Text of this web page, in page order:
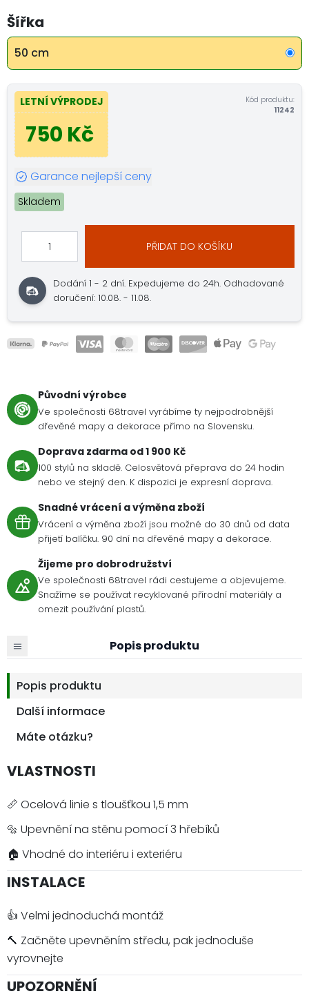
Šířka
50 cm
LETNÍ VÝPRODEJ
750 Kč
Kód produktu:
11242
Garance nejlepší ceny
Skladem
PŘIDAT DO KOŠÍKU
Dodání 1 - 2 dní. Expedujeme do 24h. Odhadované
doručení: 10.08. - 11.08.
Původní výrobce
Ve společnosti 68travel vyrábíme ty nejpodrobnější
dřevěné mapy a dekorace přímo na Slovensku.
Doprava zdarma od 1 900 Kč
100 stylů na skladě. Celosvětová přeprava do 24 hodin
nebo ve stejný den. K dispozici je expresní doprava.
Snadné vrácení a výměna zboží
Vrácení a výměna zboží jsou možné do 30 dnů od data
přijetí balíčku. 90 dní na dřevěné mapy a dekorace.
Žijeme pro dobrodružství
Ve společnosti 68travel rádi cestujeme a objevujeme.
Snažíme se používat recyklované přírodní materiály a
omezit používání plastů.
Popis produktu
Popis produktu
Další informace
Máte otázku?
VLASTNOSTI
📏 Ocelová linie s tloušťkou 1,5 mm
🔩 Upevnění na stěnu pomocí 3 hřebíků
🏠 Vhodné do interiéru i exteriéru
INSTALACE
👍 Velmi jednoduchá montáž
🔨 Začněte upevněním středu, pak jednoduše
vyrovnejte
UPOZORNĚNÍ